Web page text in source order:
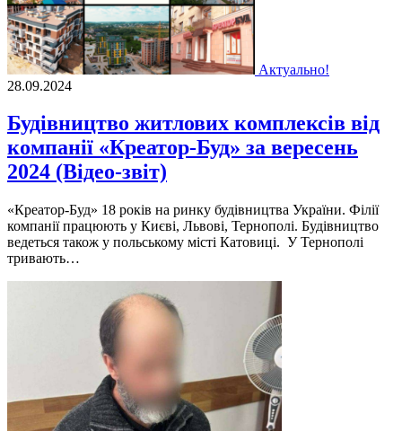
Актуально!
28.09.2024
Будівництво житлових комплексів від
компанії «Креатор-Буд» за вересень
2024 (Відео-звіт)
«Креатор-Буд» 18 років на ринку будівництва України. Філії
компанії працюють у Києві, Львові, Тернополі. Будівництво
ведеться також у польському місті Катовиці. У Тернополі
тривають…